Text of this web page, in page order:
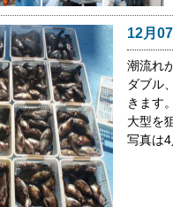
12月
潮流れ
ダブル
きます
大型を
写真は